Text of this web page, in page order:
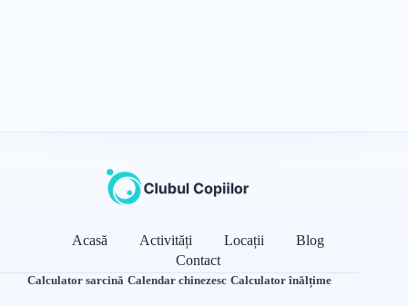
Acasă Activități Locații
Blog
Contact
Calculator sarcină·Calendar chinezesc·Calculator înălțime